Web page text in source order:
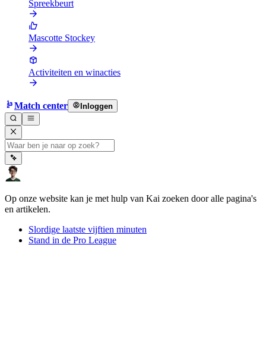
Spreekbeurt
Mascotte Stockey
Activiteiten en winacties
Match center Inloggen
Op onze website kan je met hulp van Kai zoeken door alle pagina's
en artikelen.
Slordige laatste vijftien minuten
Stand in de Pro League